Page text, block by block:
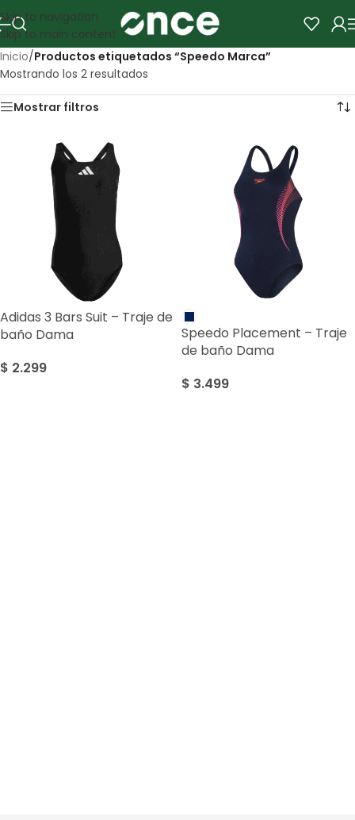
Skip to navigation
Skip to main content
Inicio/Productos etiquetados “Speedo Marca”
Mostrando los 2 resultados
Mostrar filtros
Adidas 3 Bars Suit – Traje de
baño Dama
$ 2.299
Speedo Placement – Traje
de baño Dama
$ 3.499